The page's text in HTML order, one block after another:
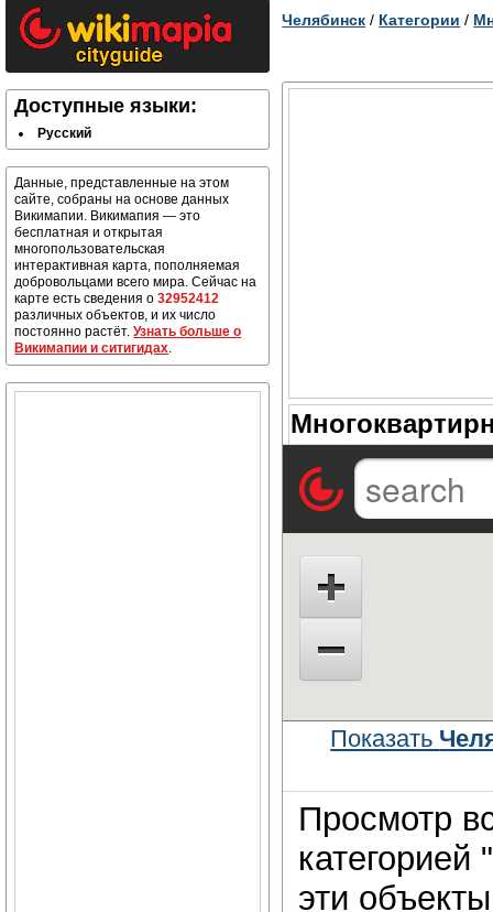
Доступные языки:
Русский
Данные, представленные на этом
сайте, собраны на основе данных
Викимапии. Викимапия — это
бесплатная и открытая
многопользовательская
интерактивная карта, пополняемая
добровольцами всего мира. Сейчас на
карте есть сведения о32952412
различных объектов, и их число
постоянно растёт.Узнать больше о
Викимапии и ситигидах.
Челябинск / Категории /
Показать
Просмотр
эти